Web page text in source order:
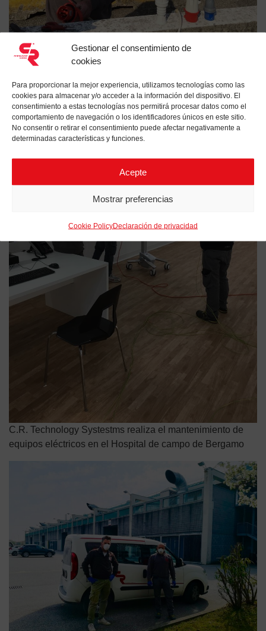
Gestionar el consentimiento de
cookies
Para proporcionar la mejor experiencia, utilizamos tecnologías como las
cookies para almacenar y/o acceder a la información del dispositivo. El
consentimiento a estas tecnologías nos permitirá procesar datos como el
comportamiento de navegación o los identificadores únicos en este sitio.
No consentir o retirar el consentimiento puede afectar negativamente a
determinadas características y funciones.
Acepte
Mostrar preferencias
Cookie PolicyDeclaración de privacidad
C.R. Technology Systestms realiza el mantenimiento de
equipos eléctricos en el Hospital de campo de Bergamo